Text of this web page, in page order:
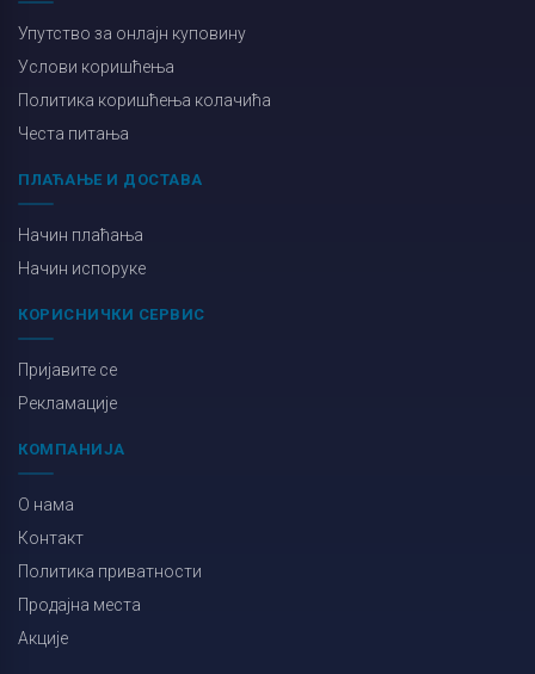
Упутство за онлајн куповину
Услови коришћења
Политика коришћења колачића
Честа питања
ПЛАЋАЊЕ И ДОСТАВА
Начин плаћања
Начин испоруке
КОРИСНИЧКИ СЕРВИС
Пријавите се
Рекламације
КОМПАНИЈА
О нама
Контакт
Политика приватности
Продајна места
Акције